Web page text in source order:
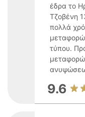
έδρα το
Τζοβένη
πολλά
τύπου.
9.6